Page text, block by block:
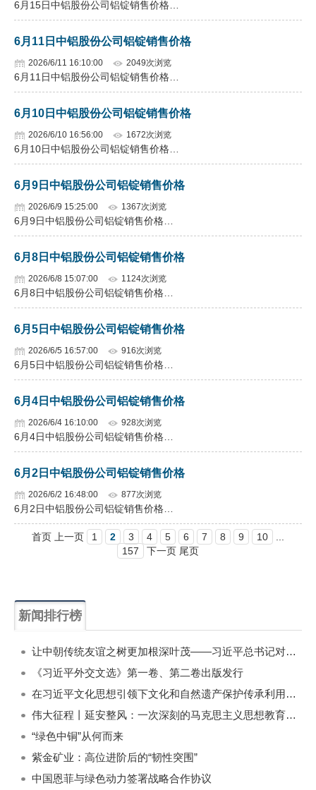
6月15日中铝股份公司铝锭销售价格…
6月11日中铝股份公司铝锭销售价格
2026/6/11 16:10:00 2049次浏览
6月11日中铝股份公司铝锭销售价格…
6月10日中铝股份公司铝锭销售价格
2026/6/10 16:56:00 1672次浏览
6月10日中铝股份公司铝锭销售价格…
6月9日中铝股份公司铝锭销售价格
2026/6/9 15:25:00 1367次浏览
6月9日中铝股份公司铝锭销售价格…
6月8日中铝股份公司铝锭销售价格
2026/6/8 15:07:00 1124次浏览
6月8日中铝股份公司铝锭销售价格…
6月5日中铝股份公司铝锭销售价格
2026/6/5 16:57:00 916次浏览
6月5日中铝股份公司铝锭销售价格…
6月4日中铝股份公司铝锭销售价格
2026/6/4 16:10:00 928次浏览
6月4日中铝股份公司铝锭销售价格…
6月2日中铝股份公司铝锭销售价格
2026/6/2 16:48:00 877次浏览
6月2日中铝股份公司铝锭销售价格…
首页 上一页 1 2 3 4 5 6 7 8 9 10
157
下一页 尾页
新闻排行榜
让中朝传统友谊之树更加根深叶茂——习近平总书记对朝鲜进行国事访问纪实
《习近平外交文选》第一卷、第二卷出版发行
在习近平文化思想引领下文化和自然遗产保护传承利用工作开创新局面
伟大征程丨延安整风：一次深刻的马克思主义思想教育运动
“绿色中铜”从何而来
紫金矿业：高位进阶后的“韧性突围”
中国恩菲与绿色动力签署战略合作协议